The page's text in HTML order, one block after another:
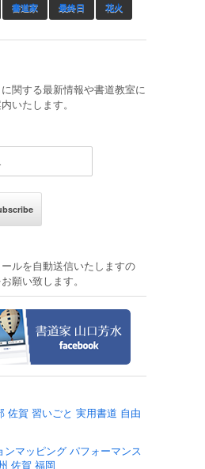
書道家 最終日 花火
関する最新情報や書道教室に
いたします。
ルを自動送信いたしますの
願い致します。
佐賀 習いごと 実用書道 自由
マッピング パフォーマンス
佐賀 福岡